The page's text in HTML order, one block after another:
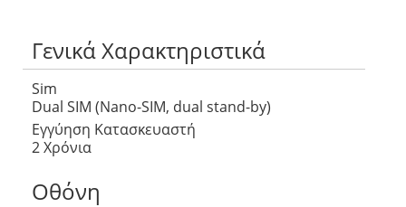
Γενικά Χαρακτηριστικά
Sim
Dual SIM (Nano-SIM, dual stand-by)
Εγγύηση Κατασκευαστή
2 Χρόνια
Οθόνη